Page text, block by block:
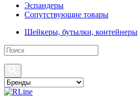
Эспандеры
Сопутствующие товары
Шейкеры, бутылки, контейнеры